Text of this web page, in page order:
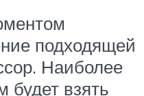
подходящей
Наиболее
будет взять